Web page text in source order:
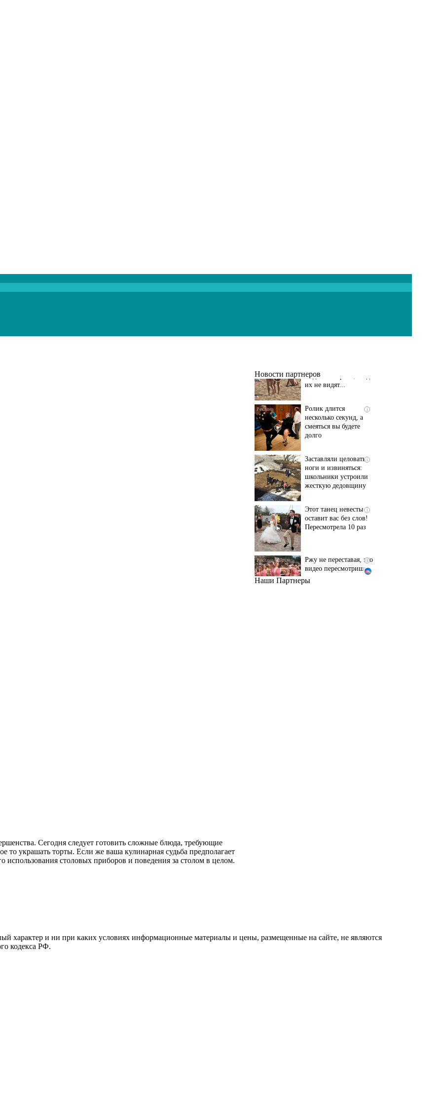
Сегодня следует готовить сложные блюда, требующие
то украшать торты. Если же ваша кулинарная судьба предполагает
столовых приборов и поведения за столом в целом.
Новости партнеров
Ролик длится
долго
Заставляли целовать
жесткую дедовщину
Этот танец невесты
Ролик длится пару
Наши Партнеры
характер и ни при каких условиях информационные материалы и цены, размещенные на сайте, не являются
кодекса РФ.